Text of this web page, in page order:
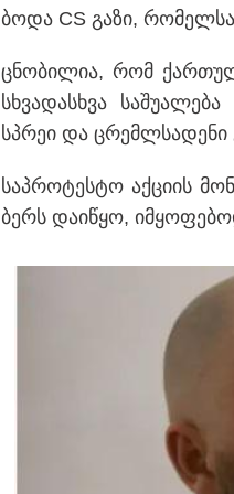
"Soos! ამ წუთებში თავს
არასრულწლოვანების
არასრულწლოვანების
ავრცელებს ადვოკატი?
ბო­და CS გაზი,
ცნო­ბი­ლია, რომ
სხვა­დას­ხვა
სპრეი და ცრემლსა­დე­ნი
საპ­რო­ტეს­ტო აქ­ცი­ის
ბერს და­ი­წყო,